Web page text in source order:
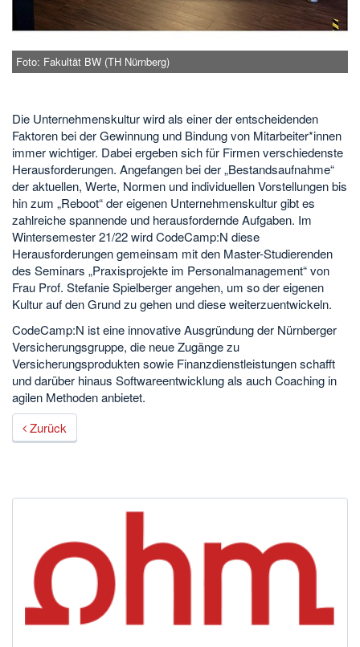
Foto: Fakultät BW (TH Nürnberg)
Die Unternehmenskultur wird als einer der entscheidenden
Faktoren bei der Gewinnung und Bindung von Mitarbeiter*innen
immer wichtiger. Dabei ergeben sich für Firmen verschiedenste
Herausforderungen. Angefangen bei der „Bestandsaufnahme“
der aktuellen, Werte, Normen und individuellen Vorstellungen bis
hin zum „Reboot“ der eigenen Unternehmenskultur gibt es
zahlreiche spannende und herausfordernde Aufgaben. Im
Wintersemester 21/22 wird CodeCamp:N diese
Herausforderungen gemeinsam mit den Master-Studierenden
des Seminars „Praxisprojekte im Personalmanagement“ von
Frau Prof. Stefanie Spielberger angehen, um so der eigenen
Kultur auf den Grund zu gehen und diese weiterzuentwickeln.
CodeCamp:N ist eine innovative Ausgründung der Nürnberger
Versicherungsgruppe, die neue Zugänge zu
Versicherungsprodukten sowie Finanzdienstleistungen schafft
und darüber hinaus Softwareentwicklung als auch Coaching in
agilen Methoden anbietet.
Zurück